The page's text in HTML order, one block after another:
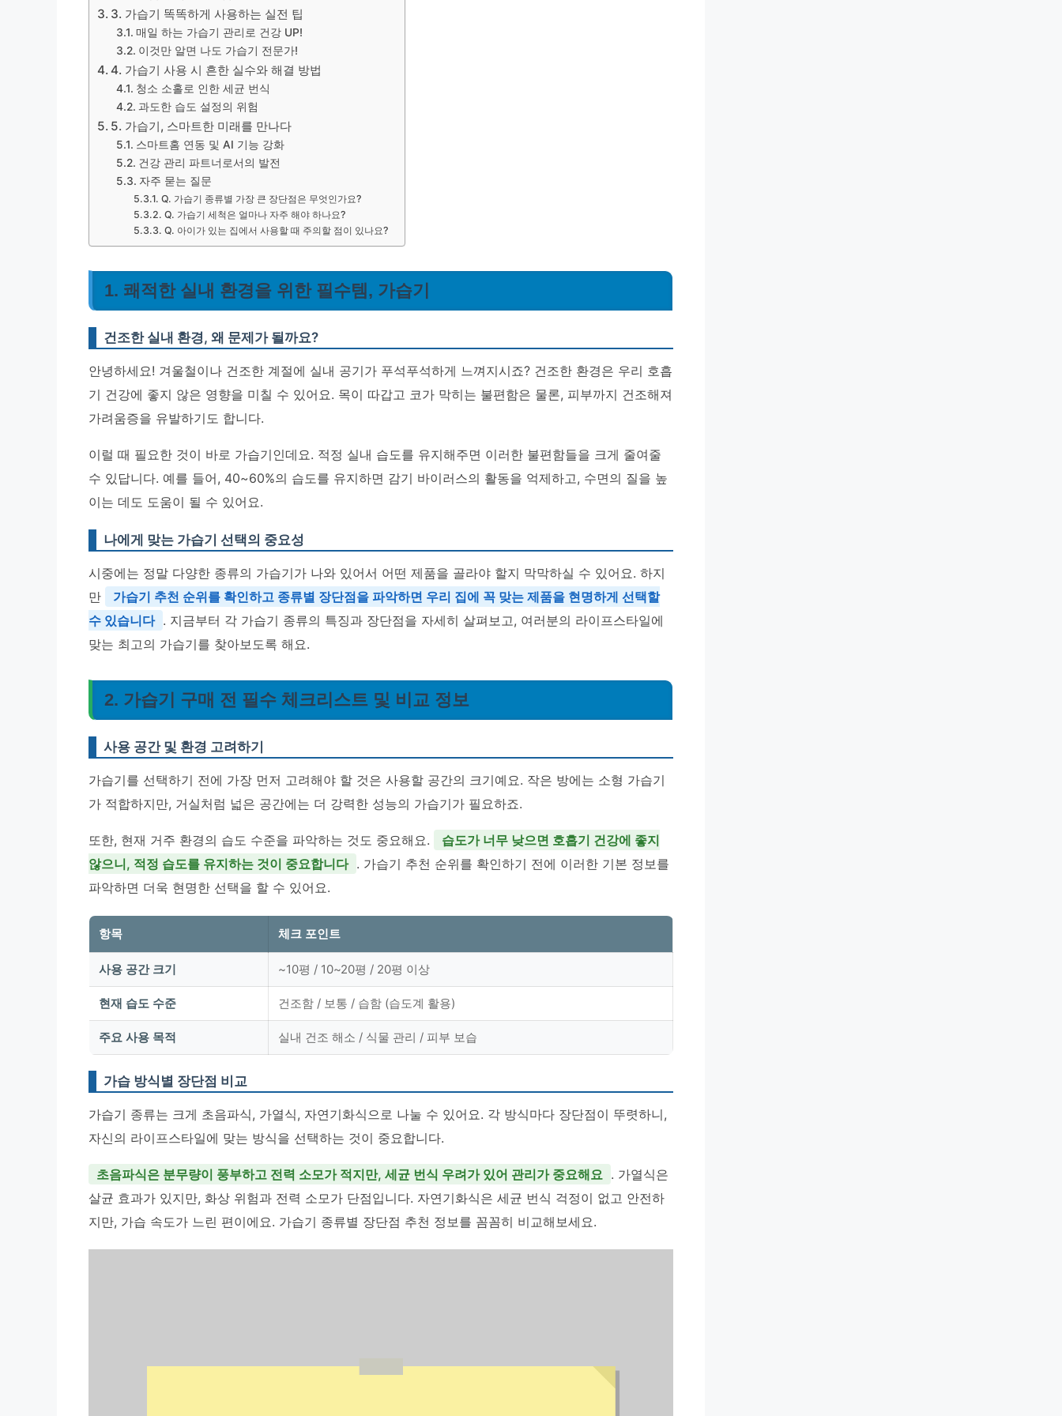
3. 가습기 똑똑하게 사용하는 실전 팁
매일 하는 가습기 관리로 건강 UP!
이것만 알면 나도 가습기 전문가!
4. 가습기 사용 시 흔한 실수와 해결 방법
청소 소홀로 인한 세균 번식
과도한 습도 설정의 위험
5. 가습기, 스마트한 미래를 만나다
스마트홈 연동 및 AI 기능 강화
건강 관리 파트너로서의 발전
자주 묻는 질문
Q. 가습기 종류별 가장 큰 장단점은 무엇인가요?
Q. 가습기 세척은 얼마나 자주 해야 하나요?
Q. 아이가 있는 집에서 사용할 때 주의할 점이 있나요?
1. 쾌적한 실내 환경을 위한 필수템, 가습기
건조한 실내 환경, 왜 문제가 될까요?
안녕하세요! 겨울철이나 건조한 계절에 실내 공기가 푸석푸석하게 느껴지시죠? 건조한 환경은 우리 호흡
기 건강에 좋지 않은 영향을 미칠 수 있어요. 목이 따갑고 코가 막히는 불편함은 물론, 피부까지 건조해져
가려움증을 유발하기도 합니다.
이럴 때 필요한 것이 바로 가습기인데요. 적정 실내 습도를 유지해주면 이러한 불편함들을 크게 줄여줄
수 있답니다. 예를 들어, 40~60%의 습도를 유지하면 감기 바이러스의 활동을 억제하고, 수면의 질을 높
이는 데도 도움이 될 수 있어요.
나에게 맞는 가습기 선택의 중요성
시중에는 정말 다양한 종류의 가습기가 나와 있어서 어떤 제품을 골라야 할지 막막하실 수 있어요. 하지
만
가습기 추천 순위를 확인하고 종류별 장단점을 파악하면 우리 집에 꼭 맞는 제품을 현명하게 선택할
수 있습니다 . 지금부터 각 가습기 종류의 특징과 장단점을 자세히 살펴보고, 여러분의 라이프스타일에
맞는 최고의 가습기를 찾아보도록 해요.
2. 가습기 구매 전 필수 체크리스트 및 비교 정보
사용 공간 및 환경 고려하기
가습기를 선택하기 전에 가장 먼저 고려해야 할 것은 사용할 공간의 크기예요. 작은 방에는 소형 가습기
가 적합하지만, 거실처럼 넓은 공간에는 더 강력한 성능의 가습기가 필요하죠.
또한, 현재 거주 환경의 습도 수준을 파악하는 것도 중요해요.
습도가 너무 낮으면 호흡기 건강에 좋지
않으니, 적정 습도를 유지하는 것이 중요합니다 . 가습기 추천 순위를 확인하기 전에 이러한 기본 정보를
파악하면 더욱 현명한 선택을 할 수 있어요.
항목 체크 포인트
사용 공간 크기 ~10평 / 10~20평 / 20평 이상
현재 습도 수준 건조함 / 보통 / 습함 (습도계 활용)
주요 사용 목적 실내 건조 해소 / 식물 관리 / 피부 보습
가습 방식별 장단점 비교
가습기 종류는 크게 초음파식, 가열식, 자연기화식으로 나눌 수 있어요. 각 방식마다 장단점이 뚜렷하니,
자신의 라이프스타일에 맞는 방식을 선택하는 것이 중요합니다.
초음파식은 분무량이 풍부하고 전력 소모가 적지만, 세균 번식 우려가 있어 관리가 중요해요 . 가열식은
살균 효과가 있지만, 화상 위험과 전력 소모가 단점입니다. 자연기화식은 세균 번식 걱정이 없고 안전하
지만, 가습 속도가 느린 편이에요. 가습기 종류별 장단점 추천 정보를 꼼꼼히 비교해보세요.